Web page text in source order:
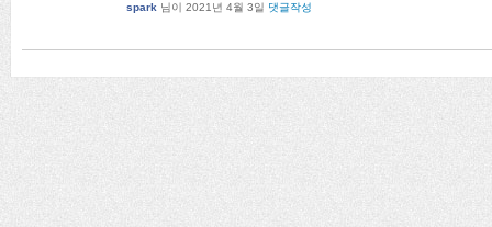
spark 님이 2021년 4월 3일 댓글작성